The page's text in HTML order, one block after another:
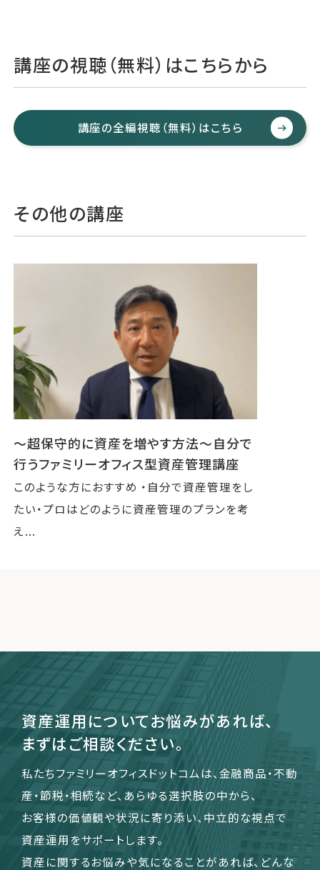
講座の視聴（無料）はこちらから
講座の全編視聴（無料）はこちら
その他の講座
〜超保守的に資産を増やす方法〜自分で
行うファミリーオフィス型資産管理講座
このような方におすすめ ・自分で資産管理をし
たい・プロはどのように資産管理のプランを考
え...
資産運用についてお悩みがあれば、
まずはご相談ください。
私たちファミリーオフィスドットコムは、金融商品・不動
産・節税・相続など、あらゆる選択肢の中から、
お客様の価値観や状況に寄り添い、中立的な視点で
資産運用をサポートします。
資産に関するお悩みや気になることがあれば、どんな